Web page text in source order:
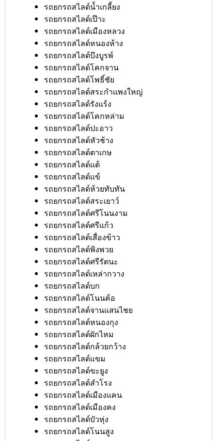
รถยกรถสไลด์น้ำเกลี้ยง
รถยกรถสไลด์เป๊าะ
รถยกรถสไลด์เมืองหลวง
รถยกรถสไลด์หนองห้าง
รถยกรถสไลด์บึงบูรพ์
รถยกรถสไลด์โคกจาน
รถยกรถสไลด์โพธิ์ชัย
รถยกรถสไลด์สระกำแพงใหญ่
รถยกรถสไลด์รังแร้ง
รถยกรถสไลด์โคกหล่าม
รถยกรถสไลด์ปะอาว
รถยกรถสไลด์หัวช้าง
รถยกรถสไลด์ตาเกษ
รถยกรถสไลด์แต้
รถยกรถสไลด์แข้
รถยกรถสไลด์ห้วยทับทัน
รถยกรถสไลด์สระเยาว์
รถยกรถสไลด์ศรีโนนงาม
รถยกรถสไลด์ศรีแก้ว
รถยกรถสไลด์เสื่องข้าว
รถยกรถสไลด์พิงพวย
รถยกรถสไลด์ศรีรัตนะ
รถยกรถสไลด์เหล่ากวาง
รถยกรถสไลด์บก
รถยกรถสไลด์โนนค้อ
รถยกรถสไลด์จานแสนไชย
รถยกรถสไลด์หนองกุง
รถยกรถสไลด์ผักไหม
รถยกรถสไลด์กล้วยกว้าง
รถยกรถสไลด์แขม
รถยกรถสไลด์ขะยูง
รถยกรถสไลด์สำโรง
รถยกรถสไลด์เมืองแคน
รถยกรถสไลด์เมืองคง
รถยกรถสไลด์บัวหุ่ง
รถยกรถสไลด์โนนสูง